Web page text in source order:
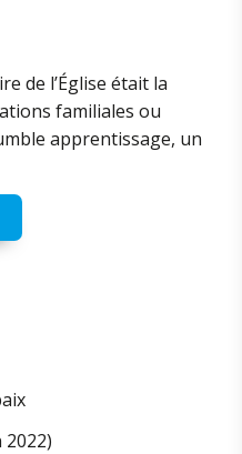
de l’Église était la
familiales ou
apprentissage, un